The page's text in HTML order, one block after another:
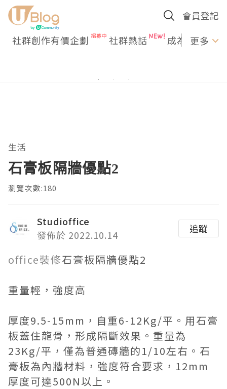
會員登記
社群創作有價企劃 社群熱話 成為U更多
生活
石膏板隔牆優點2
瀏覽次數:180
Studioffice
發佈於 2022.10.14
追蹤
office裝修石膏板隔牆優點2
重量輕，強度高
厚度9.5-15mm，自重6-12Kg/平。用石膏
板蓋住龍骨，形成隔斷效果。重量為
23Kg/平，僅為普通磚牆的1/10左右。石
膏板為內牆材料，強度符合要求，12mm
厚度可達500N以上。